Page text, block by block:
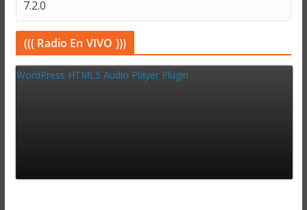
((( Radio En VIVO )))
WordPress HTML5 Audio Player Plugin